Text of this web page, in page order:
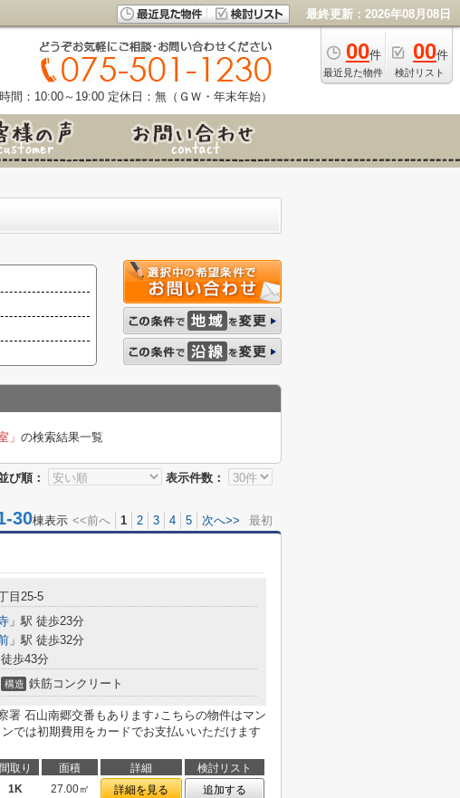
最終更新：2026年08月08日
00件
最近見た物件
00件
検討リスト
間：10:00～19:00 定休日：無（ＧＷ・年末年始）
」 の検索結果一覧
び順： 表示件数：
30棟表示 <<前へ 1 2 3 4 5 次へ>> 最初
目25-5
」駅 徒歩23分
」駅 徒歩32分
徒歩43分
構造 鉄筋コンクリート
署 石山南郷交番もあります♪こちらの物件はマン
では初期費用をカードでお支払いいただけます
間取り 面積 詳細
検討リスト
1K 27.00㎡ 詳細を見る 追加する